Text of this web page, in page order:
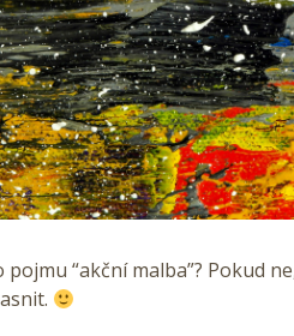
pojmu “akční malba”? Pokud